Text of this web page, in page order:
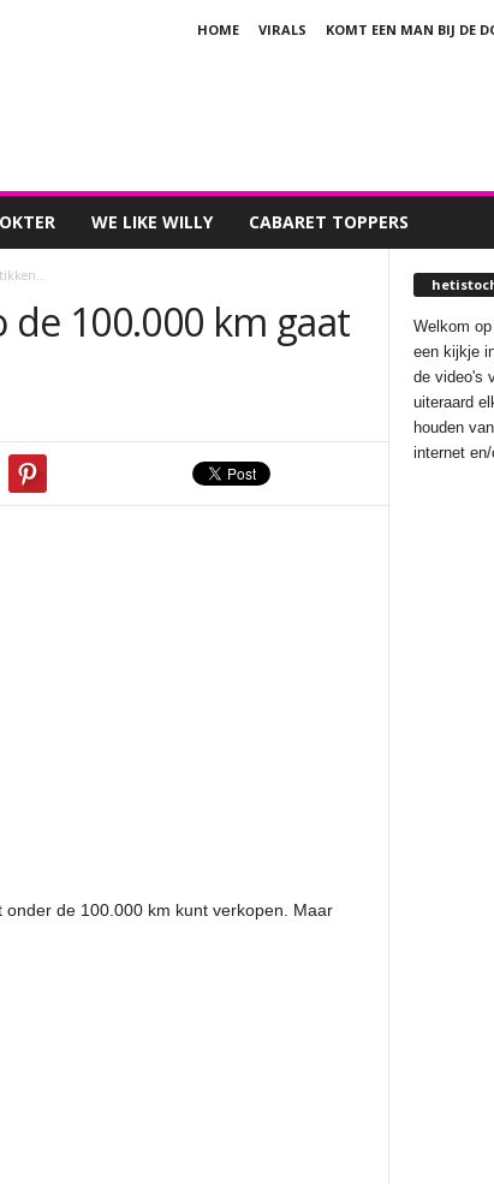
HOME VIRALS KOMT EEN MAN BIJ DE
WE LIKE WILLY CABARET TOPPERS
100.000 km gaat
de 100.000 km kunt verkopen. Maar
Welkom
een kijkje
de video's
uiteraard
houden
internet